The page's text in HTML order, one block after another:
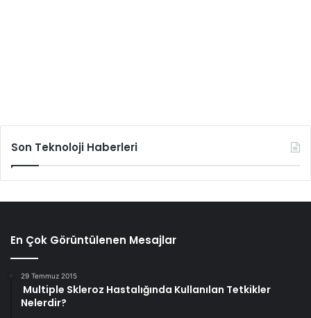
Son Teknoloji Haberleri
En Çok Görüntülenen Mesajlar
29 Temmuz 2015
Multiple Skleroz Hastalığında Kullanılan Tetkikler
Nelerdir?